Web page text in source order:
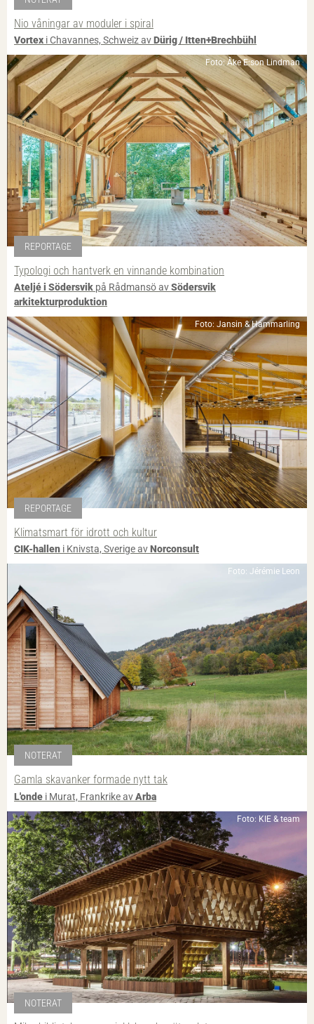
Nio våningar av moduler i spiral
Vortex i Chavannes, Schweiz avDürig / Itten+Brechbühl
Foto: Åke E:son Lindman
REPORTAGE
Typologi och hantverk en vinnande kombination
Ateljé i Södersvik på Rådmansö avSödersvik
arkitekturproduktion
Foto: Jansin & Hammarling
REPORTAGE
Klimatsmart för idrott och kultur
CIK-hallen i Knivsta, Sverige avNorconsult
Foto: Jérémie Leon
NOTERAT
Gamla skavanker formade nytt tak
L'onde i Murat, Frankrike avArba
Foto: KIE & team
NOTERAT